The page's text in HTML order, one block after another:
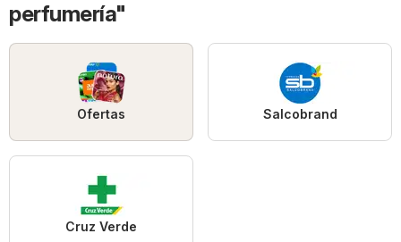
perfumería"
Ofertas Salcobrand
Cruz Verde